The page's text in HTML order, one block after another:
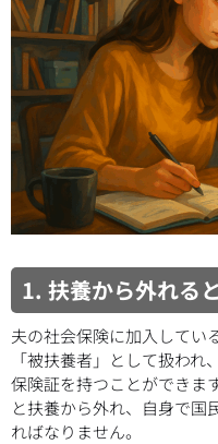
1. 扶養から外れる
夫の社会保険に加入してい
「被扶養者」として扱わ
保険証を持つことができま
と扶養から外れ、自身で国
ればなりません。